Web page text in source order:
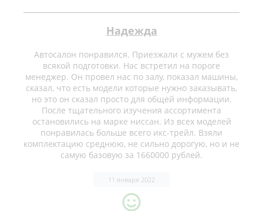
Надежда
Автосалон понравился. Приезжали с мужем без
всякой подготовки. Нас встретил на пороге
менеджер. Он провел нас по залу, показал машины,
сказал, что есть модели которые нужно заказывать,
но это он сказал просто для общей информации.
После тщательного изучения ассортимента
остановились на марке ниссан. Из всех моделей
понравилась больше всего икс-трейл. Взяли
комплектацию среднюю, не сильно дорогую, но и не
самую базовую за 1660000 рублей.
11 января 2022